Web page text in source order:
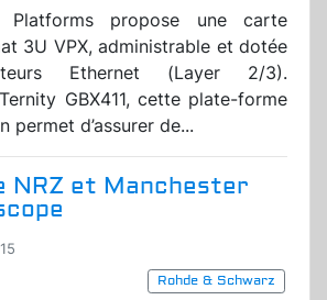
Platforms propose une carte
3U VPX, administrable et dotée
Ethernet (Layer 2/3).
GBX411, cette plate-forme
permet d’assurer de...
NRZ et Manchester
Rohde & Schwarz